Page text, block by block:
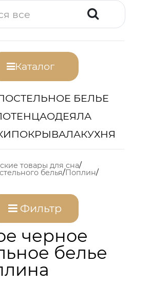
Каталог
БЕЛЬЕ
ОДЕЯЛА
ПОКРЫВАЛАКУХНЯ
товары для сна
белья Поплин
Фильтр
черное
белье